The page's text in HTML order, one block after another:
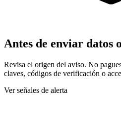
Antes de enviar datos
Revisa el origen del aviso. No
claves, códigos de verificación o
Ver señales de alerta